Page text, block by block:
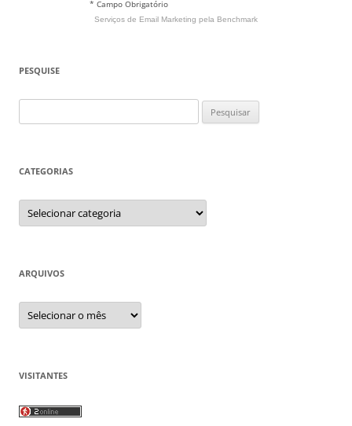
* Campo Obrigatório
Serviços de Email Marketing pela Benchmark
PESQUISE
por:
CATEGORIAS
Categorias
ARQUIVOS
Arquivos
VISITANTES